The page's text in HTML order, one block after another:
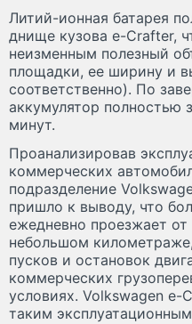
Литий-ионная батарея
днище кузова e-Crafter,
неизменным полезный
площадки, ее ширину и
соответственно). По
аккумулятор полностью
минут.
Проанализировав
коммерческих
подразделение
пришло к выводу, что
ежедневно проезжает
небольшом
пусков и остановок
коммерческих
условиях. Volkswagen e-
таким